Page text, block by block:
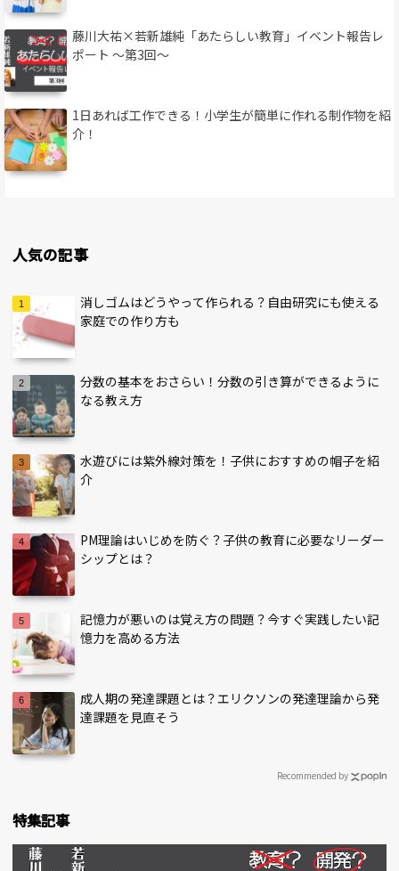
藤川大祐×若新雄純「あたらしい教育」イベント報告レ
ポート 〜第3回〜
1日あれば工作できる！小学生が簡単に作れる制作物を紹
介！
人気の記事
消しゴムはどうやって作られる？自由研究にも使える
家庭での作り方も
分数の基本をおさらい！分数の引き算ができるように
なる教え方
水遊びには紫外線対策を！子供におすすめの帽子を紹
介
PM理論はいじめを防ぐ？子供の教育に必要なリーダー
シップとは？
記憶力が悪いのは覚え方の問題？今すぐ実践したい記
憶力を高める方法
成人期の発達課題とは？エリクソンの発達理論から発
達課題を見直そう
Recommended by
特集記事